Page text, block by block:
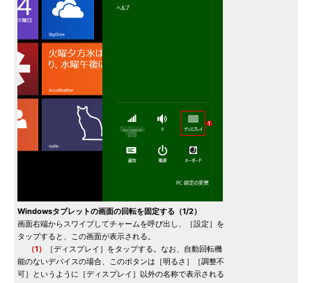
Windowsタブレットの画面の回転を固定する（1/2）
画面右端からスワイプしてチャームを呼び出し、［設定］を
タップすると、この画面が表示される。
（1）
［ディスプレイ］をタップする。なお、自動回転機
能のないデバイスの場合、このボタンは［明るさ］［調整不
可］というように［ディスプレイ］以外の名称で表示される